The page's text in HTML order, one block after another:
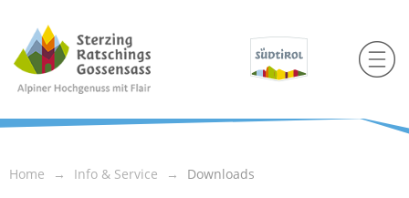
Home Info & Service Downloads